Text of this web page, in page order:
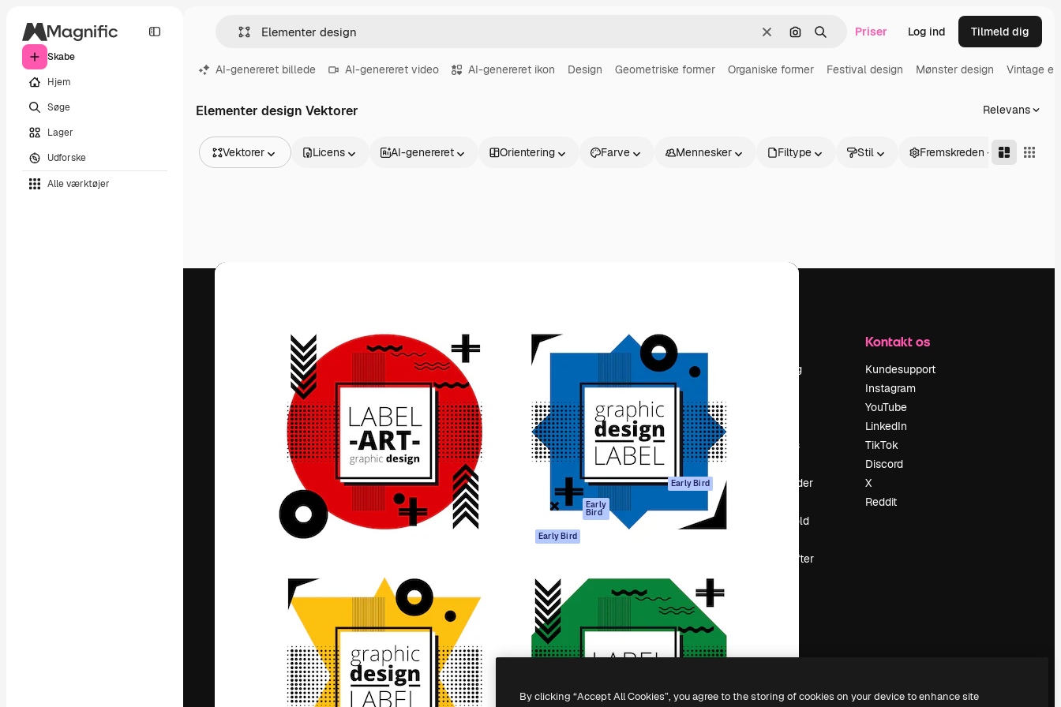
Skabe
Hjem
Søge
Lager
Udforske
Alle værktøjer
Klar Søg efter billede
Søge Priser Log ind Tilmeld dig
AI-genereret billede AI-genereret video AI-genereret ikon Design Geometriske former Organiske former Festival design Mønster design Vintage
Elementer design Vektorer Relevans
Vektorer
Videoer
Licens AI-genereret Orientering Farve Mennesker Filtype Stil Fremskreden
Den kreative platform til at skabe dit bedste
arbejde. Over 1 million abonnenter – fra
kreative og virksomheder til bureauer og
studier.
Dansk
Produkter
Spaces
AI-billedgenerator
AI-videogenerator
stemmegenerator
Early
Bird
Early Bird
Alle Magnific
værktøjer
Kom godt i
gang
Academy
Dokumentation
Support
Vilkår for brug
Privatlivspolitik
Originaler Early Bird
Tillidscenter
Prissætning
Søgetrends
Begivenheder
Sælg indhold
Leder du efter
Kontakt os
Kundesupport
Instagram
YouTube
LinkedIn
TikTok
Discord
X
Reddit
Copyright © 2010-2026 Freepik Company S.L.U. Alle rettigheder forbeholdes.
By clicking “Accept All Cookies”, you agree to the storing of cookies on your device to enhance site